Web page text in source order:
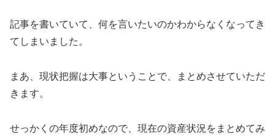
記事を書いていて、何を言いたいのかわからなくなってき
てしまいました。
まあ、現状把握は大事ということで、まとめさせていただ
きます。
せっかくの年度初めなので、現在の資産状況をまとめてみ